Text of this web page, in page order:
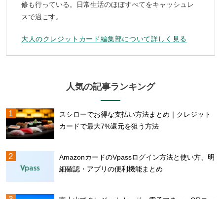
修も行っている。日常生活のほぼすべてをキャッシュレ
スで過ごす。
大人のクレジットカード編集部について詳しく見る
人気の記事ランキング
スシローでお得な支払い方法まとめ｜クレジット
カードで最大7%還元を狙う方法
AmazonカードのVpassログイン方法と使い方、明
細確認・アプリの便利機能まとめ